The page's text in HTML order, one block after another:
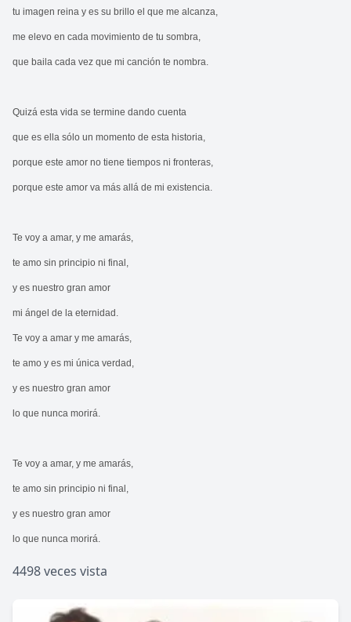
tu imagen reina y es su brillo el que me alcanza,
me elevo en cada movimiento de tu sombra,
que baila cada vez que mi canción te nombra.
Quizá esta vida se termine dando cuenta
que es ella sólo un momento de esta historia,
porque este amor no tiene tiempos ni fronteras,
porque este amor va más allá de mi existencia.
Te voy a amar, y me amarás,
te amo sin principio ni final,
y es nuestro gran amor
mi ángel de la eternidad.
Te voy a amar y me amarás,
te amo y es mi única verdad,
y es nuestro gran amor
lo que nunca morirá.
Te voy a amar, y me amarás,
te amo sin principio ni final,
y es nuestro gran amor
lo que nunca morirá.
4498 veces vista